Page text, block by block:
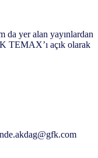
da yer alan yayınlardan
TEMAX’ı açık olarak